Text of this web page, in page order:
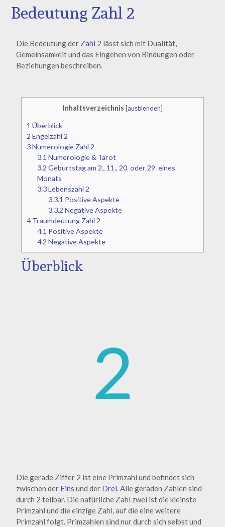
Bedeutung Zahl 2
Die Bedeutung der Zahl 2 lässt sich mit Dualität,
Gemeinsamkeit und das Eingehen von Bindungen oder
Beziehungen beschreiben.
Inhaltsverzeichnis [ausblenden]
1 Überblick
2 Engelzahl 2
3Numerologie Zahl 2
3.1 Numerologie & Tarot
3.2 Geburtstag am 2., 11., 20. oder 29. eines
Monats
3.3Lebenszahl 2
3.3.1 Positive Aspekte
3.3.2 Negative Aspekte
4Traumdeutung Zahl 2
4.1 Positive Aspekte
4.2 Negative Aspekte
Überblick
Die gerade Ziffer 2 ist eine Primzahl und befindet sich
zwischen der Eins und der Drei. Alle geraden Zahlen sind
durch 2 teilbar. Die natürliche Zahl zwei ist die kleinste
Primzahl und die einzige Zahl, auf die eine weitere
Primzahl folgt. Primzahlen sind nur durch sich selbst und